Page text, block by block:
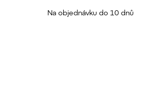
Na objednávku do 10 dnů